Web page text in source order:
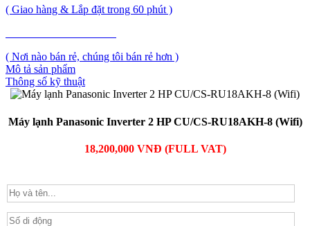
( Giao hàng & Lắp đặt trong 60 phút )
( Nơi nào bán rẻ, chúng tôi bán rẻ hơn )
Mô tả sản phẩm
Thông số kỹ thuật
Máy lạnh Panasonic Inverter 2 HP CU/CS-RU18AKH-8 (Wifi)
18,200,000 VNĐ (FULL VAT)